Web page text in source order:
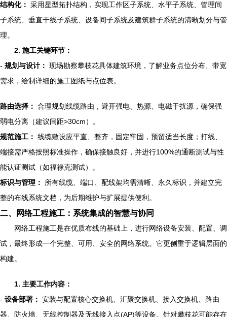
结构化： 采用星型拓扑结构，实现工作区子系统、水平子系统、管理间
子系统、垂直干线子系统、设备间子系统及建筑群子系统的清晰划分与管
理。
2. 施工关键环节：
- 规划与设计： 现场勘察攀枝花具体建筑环境，了解业务点位分布、带宽
需求，绘制详细的施工图纸与点位表。
路由选择： 合理规划线缆路由，避开强电、热源、电磁干扰源，确保强
弱电分离（建议间距>30cm）。
规范施工： 线缆敷设应平直、整齐，固定牢固，预留适当长度；打线、
端接需严格按照标准操作，确保接触良好，并进行100%的通断测试与性
能认证测试（如福禄克测试）。
标识与管理：
所有线缆、端口、配线架均需清晰、永久标识，并建立完
整的布线系统文档，为后期维护与扩展提供便利。
二、网络工程施工：系统集成的智慧与协同
网络工程施工是在优质布线的基础上，进行网络设备安装、配置、调
试，最终形成一个完整、可用、安全的网络系统。它更侧重于逻辑层面的
构建。
1. 主要工作内容：
- 设备部署： 安装与配置核心交换机、汇聚交换机、接入交换机、路由
器、防火墙、无线控制器及无线接入点(AP)等设备。针对攀枝花可能存在